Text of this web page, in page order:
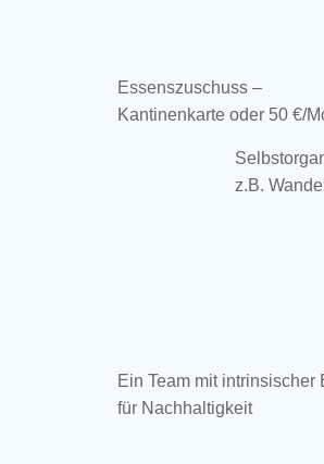
Essenszuschuss –
Kantinenkarte oder 50 €/
z.B.
Ein Team mit intrinsischer
für Nachhaltigkeit